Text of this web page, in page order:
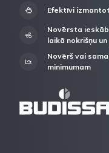
Efektīvi
Novērsta
laikā nokrišņu
Novērš vai
minimumam